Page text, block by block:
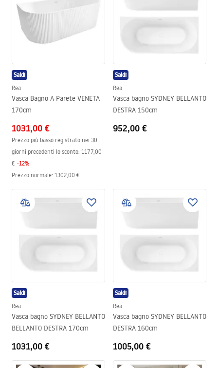
Saldi
Rea
Vasca Bagno A Parete VENETA
170cm
1031,00 €
Prezzo più basso registrato nei 30
giorni precedenti lo sconto: 1177,00
€ -12%
Prezzo normale: 1302,00 €
Saldi
Rea
Vasca bagno SYDNEY BELLANTO
DESTRA 150cm
952,00 €
Saldi
Rea
Vasca bagno SYDNEY BELLANTO
BELLANTO DESTRA 170cm
1031,00 €
Saldi
Rea
Vasca bagno SYDNEY BELLANTO
DESTRA 160cm
1005,00 €